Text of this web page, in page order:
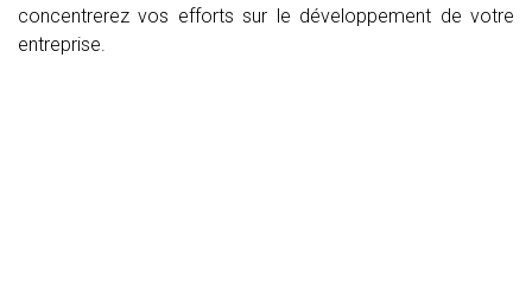
concentrerez vos efforts sur le développement de votre
entreprise.